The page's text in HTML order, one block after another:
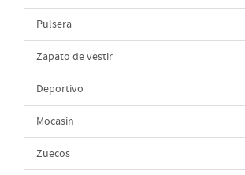
Pulsera
Zapato de vestir
Deportivo
Mocasin
Zuecos